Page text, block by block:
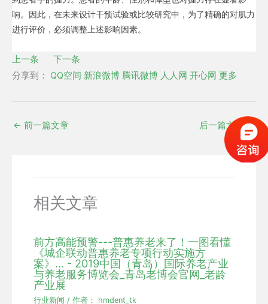
响。因此，在未来设计干预试验或比较研究中，为了精确的对肌力
进行评价，必须调整上述影响因素。
上一条
下一条
分享到：
QQ空间 新浪微博 腾讯微博 人人网 开心网 更多
← 前一篇文章 后一篇文章→
相关文章
前方高能预警---普惠养老来了！一图看懂
《城企联动普惠养老专项行动实施方
案》... - 2019中国（青岛）国际养老产业
与养老服务博览会_青岛老博会官网_老龄
产业展
行业新闻 / 作者： hmdent_tk